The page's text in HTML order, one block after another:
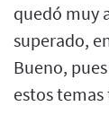
quedó muy
superado,
Bueno,
estos